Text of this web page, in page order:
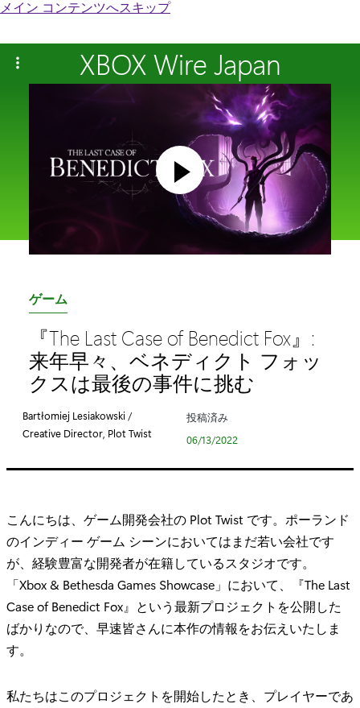
メイン コンテンツへスキップ
XBOX Wire Japan
カ
ゴ
リ
:
ゲーム
『The Last Case of Benedict Fox』:
来年早々、ベネディクト フォッ
クスは最後の事件に挑む
Bartłomiej Lesiakowski /
Creative Director, Plot Twist
投稿済み
06/13/2022
こんにちは、ゲーム開発会社の Plot Twist です。ポーランド
のインディー ゲーム シーンにおいてはまだ若い会社です
が、経験豊富な開発者が在籍しているスタジオです。
「Xbox & Bethesda Games Showcase」において、『The Last
Case of Benedict Fox』という最新プロジェクトを公開した
ばかりなので、早速皆さんに本作の情報をお伝えいたしま
す。
私たちはこのプロジェクトを開始したとき、プレイヤーであ